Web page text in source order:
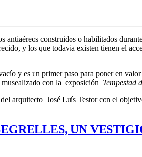
antiaéreos construidos o habilitados
y los que todavía existen tienen el
y es un primer paso para poner en
musealizado con la exposición Tempestad
arquitecto José Luís Testor con el
UN